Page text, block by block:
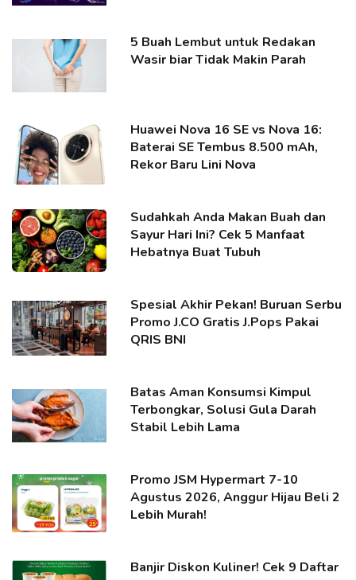
5 Buah Lembut untuk Redakan
Wasir biar Tidak Makin Parah
Huawei Nova 16 SE vs Nova 16:
Baterai SE Tembus 8.500 mAh,
Rekor Baru Lini Nova
Sudahkah Anda Makan Buah dan
Sayur Hari Ini? Cek 5 Manfaat
Hebatnya Buat Tubuh
Spesial Akhir Pekan! Buruan Serbu
Promo J.CO Gratis J.Pops Pakai
QRIS BNI
Batas Aman Konsumsi Kimpul
Terbongkar, Solusi Gula Darah
Stabil Lebih Lama
Promo JSM Hypermart 7-10
Agustus 2026, Anggur Hijau Beli 2
Lebih Murah!
Banjir Diskon Kuliner! Cek 9 Daftar